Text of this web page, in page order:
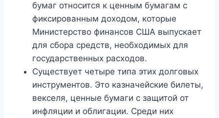
бумаг относится к ценным бумагам с
фиксированным доходом, которые
Министерство финансов США выпускает
для сбора средств, необходимых для
государственных расходов.
Существует четыре типа этих долговых
инструментов. Это казначейские билеты,
векселя, ценные бумаги с защитой от
инфляции и облигации. Среди них